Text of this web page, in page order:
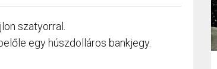
szatyorral.
egy húszdolláros bankjegy.